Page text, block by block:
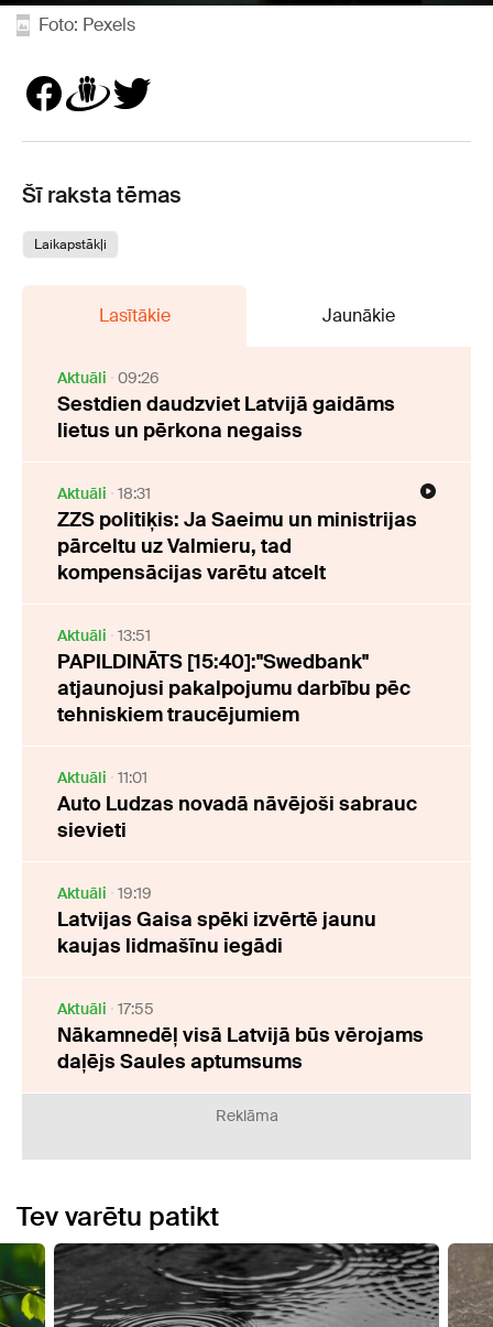
Foto: Pexels
Šī raksta tēmas
Laikapstākļi
Lasītākie Jaunākie
Aktuāli 09:26
Sestdien daudzviet Latvijā gaidāms
lietus un pērkona negaiss
Aktuāli 18:31
ZZS politiķis: Ja Saeimu un ministrijas
pārceltu uz Valmieru, tad
kompensācijas varētu atcelt
Aktuāli 13:51
PAPILDINĀTS [15:40]:"Swedbank"
atjaunojusi pakalpojumu darbību pēc
tehniskiem traucējumiem
Aktuāli 11:01
Auto Ludzas novadā nāvējoši sabrauc
sievieti
Aktuāli 19:19
Latvijas Gaisa spēki izvērtē jaunu
kaujas lidmašīnu iegādi
Aktuāli 17:55
Nākamnedēļ visā Latvijā būs vērojams
daļējs Saules aptumsums
Reklāma
Tev varētu patikt